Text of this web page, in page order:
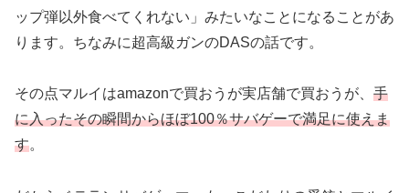
ップ弾以外食べてくれない」みたいなことになることがあ
ります。ちなみに超高級ガンのDASの話です。
その点マルイはamazonで買おうが実店舗で買おうが、 手
に入ったその瞬間からほぼ100％サバゲーで満足に使えま
す。